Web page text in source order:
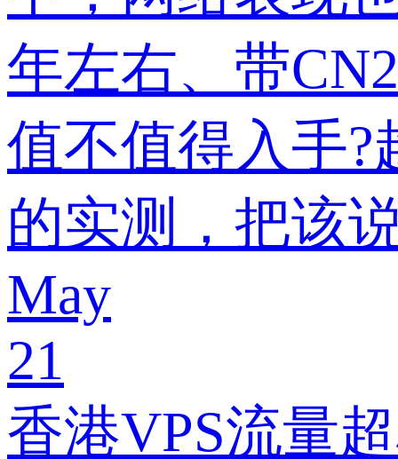
年左右、带
值不值得入手
的实测，把该
May
21
香港VPS流量